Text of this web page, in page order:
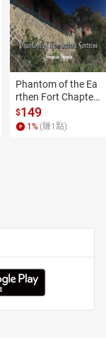
Phantom of the Ea
rthen Fort Chapter
4【有聲書】
$149
1 % (賺1 點)